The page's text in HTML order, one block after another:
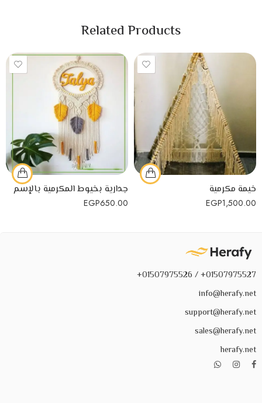
Related Products
خيمة مكرمية
EGP1,500.00
جدارية بخيوط المكرمية بالإسم
EGP650.00
01507975527+ / 01507975526+
info@herafy.net
support@herafy.net
sales@herafy.net
herafy.net